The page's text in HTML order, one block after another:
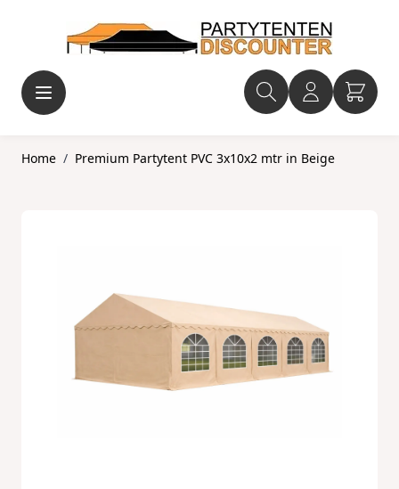
Home / Premium Partytent PVC 3x10x2 mtr in Beige